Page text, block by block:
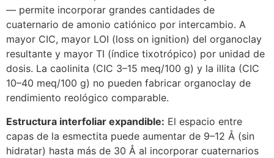
— permite incorporar grandes cantidades de
cuaternario de amonio catiónico por intercambio. A
mayor CIC, mayor LOI (loss on ignition) del organoclay
resultante y mayor TI (índice tixotrópico) por unidad de
dosis. La caolinita (CIC 3–15 meq/100 g) y la illita (CIC
10–40 meq/100 g) no pueden fabricar organoclay de
rendimiento reológico comparable.
Estructura interfoliar expandible: El espacio entre
capas de la esmectita puede aumentar de 9–12 Å (sin
hidratar) hasta más de 30 Å al incorporar cuaternarios